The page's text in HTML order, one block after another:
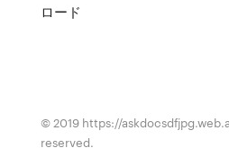
ロード
© 2019 https://
reserved.